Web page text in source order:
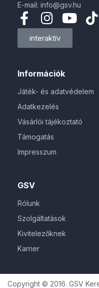
GSV
Rólunk
Szolgáltatások
Kivitelezőknek
Karrier
Információk
Játék- és adatvédelem
Adatkezelés
Vásárlói tájékoztató
Támogatás
Impresszum
E-mail: info@gsv.hu
interaktív
Copyright © 2016. GSV